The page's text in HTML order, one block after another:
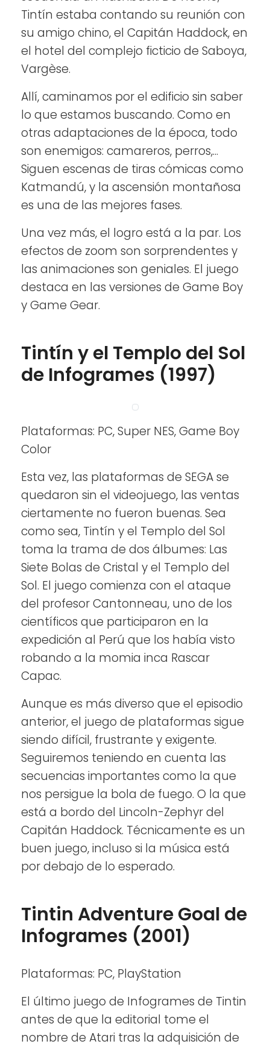
Tintín estaba contando su reunión con
su amigo chino, el Capitán Haddock, en
el hotel del complejo ficticio de Saboya,
Vargèse.
Allí, caminamos por el edificio sin saber
lo que estamos buscando. Como en
otras adaptaciones de la época, todo
son enemigos: camareros, perros,...
Siguen escenas de tiras cómicas como
Katmandú, y la ascensión montañosa
es una de las mejores fases.
Una vez más, el logro está a la par. Los
efectos de zoom son sorprendentes y
las animaciones son geniales. El juego
destaca en las versiones de Game Boy
y Game Gear.
Tintín y el Templo del Sol
de Infogrames (1997)
Plataformas: PC, Super NES, Game Boy
Color
Esta vez, las plataformas de SEGA se
quedaron sin el videojuego, las ventas
ciertamente no fueron buenas. Sea
como sea, Tintín y el Templo del Sol
toma la trama de dos álbumes: Las
Siete Bolas de Cristal y el Templo del
Sol. El juego comienza con el ataque
del profesor Cantonneau, uno de los
científicos que participaron en la
expedición al Perú que los había visto
robando a la momia inca Rascar
Capac.
Aunque es más diverso que el episodio
anterior, el juego de plataformas sigue
siendo difícil, frustrante y exigente.
Seguiremos teniendo en cuenta las
secuencias importantes como la que
nos persigue la bola de fuego. O la que
está a bordo del Lincoln-Zephyr del
Capitán Haddock. Técnicamente es un
buen juego, incluso si la música está
por debajo de lo esperado.
Tintin Adventure Goal de
Infogrames (2001)
Plataformas: PC, PlayStation
El último juego de Infogrames de Tintin
antes de que la editorial tome el
nombre de Atari tras la adquisición de